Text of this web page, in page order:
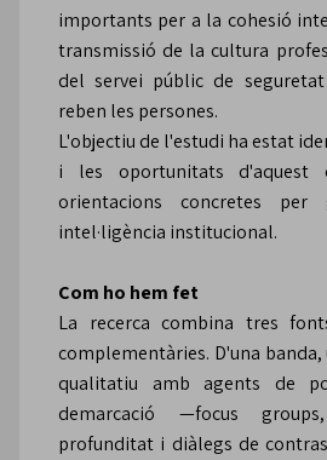
importants per a la cohesió
transmissió de la cultura
del servei públic de
reben les persones.
L'objectiu de l'estudi ha estat
i les oportunitats d'aquest
orientacions concretes per
intel·ligència institucional.
Com ho hem fet
La recerca combina tres
complementàries. D'una
qualitatiu amb agents de
demarcació —focus
profunditat i diàlegs de